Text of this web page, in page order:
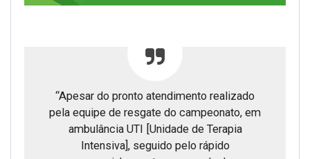
“Apesar do pronto atendimento realizado
pela equipe de resgate do campeonato, em
ambulância UTI [Unidade de Terapia
Intensiva], seguido pelo rápido